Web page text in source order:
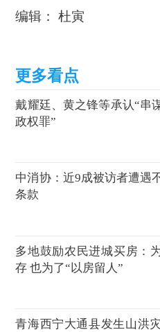
编辑： 杜寅
戴耀廷、黄之锋等承认“串
政权罪”
中消协：近9成被访者遭遇
条款
多地鼓励农民进城买房：
存 也为了“以房留人”
青海西宁大通县发生山洪